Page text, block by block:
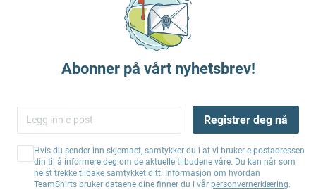
Abonner på vårt nyhetsbrev!
Registrer deg nå
Hvis du sender inn skjemaet, samtykker du i at vi bruker e-postadressen
din til å informere deg om de aktuelle tilbudene våre. Du kan når som
helst trekke tilbake samtykket ditt. Informasjon om hvordan
TeamShirts bruker dataene dine finner du i vår personvernerklæring.